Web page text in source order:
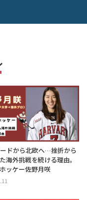
ドから北欧へ…挫折から
海外挑戦を続ける理由。
ッケー佐野月咲